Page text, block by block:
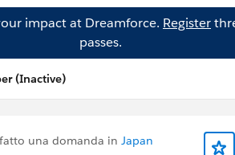
impact at Dreamforce. Register
passes.
(Inactive)
una domanda in Japan